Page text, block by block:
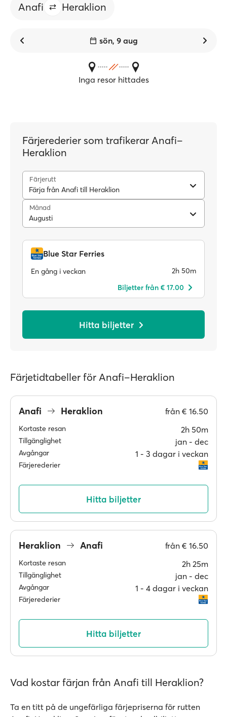
Anafi Heraklion
sön, 9 aug
Inga resor hittades
Färjerederier som trafikerar Anafi–
Heraklion
Färjerutt
Färja från Anafi till Heraklion
Månad
Augusti
Blue Star Ferries
En gång i veckan
2h 50m
Biljetter från € 17.00
Hitta biljetter
Färjetidtabeller för Anafi–Heraklion
Anafi Heraklion från € 16.50
Kortaste resan 2h 50m
Tillgänglighet jan ‐ dec
Avgångar 1 ‐ 3 dagar i veckan
Färjerederier
Hitta biljetter
Heraklion Anafi från € 16.50
Kortaste resan 2h 25m
Tillgänglighet jan ‐ dec
Avgångar 1 ‐ 4 dagar i veckan
Färjerederier
Hitta biljetter
Vad kostar färjan från Anafi till Heraklion?
Ta en titt på de ungefärliga färjepriserna för rutten